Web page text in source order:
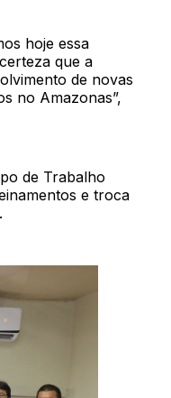
hoje essa
que a
de novas
no Amazonas”,
de Trabalho
e troca